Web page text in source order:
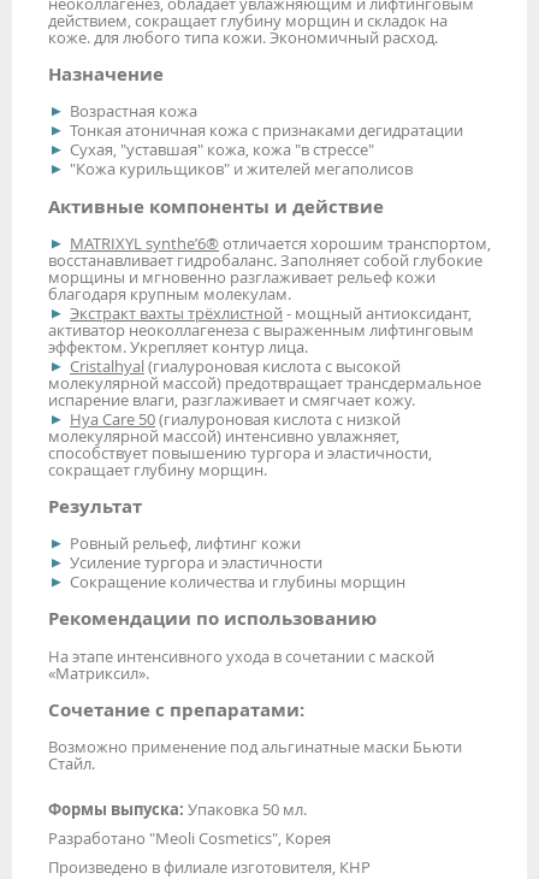
действием, сокращает глубину морщин и складок на
коже. для любого типа кожи. Экономичный расход.
Назначение
Возрастная кожа
Тонкая атоничная кожа с признаками дегидратации
Сухая, "уставшая" кожа, кожа "в стрессе"
"Кожа курильщиков" и жителей мегаполисов
Активные компоненты и действие
MATRIXYL synthe’6® отличается хорошим транспортом,
восстанавливает гидробаланс. Заполняет собой глубокие
морщины и мгновенно разглаживает рельеф кожи
благодаря крупным молекулам.
Экстракт вахты трёхлистной - мощный антиоксидант,
активатор неоколлагенеза с выраженным лифтинговым
эффектом. Укрепляет контур лица.
Cristalhyal (гиалуроновая кислота с высокой
молекулярной массой) предотвращает трансдермальное
испарение влаги, разглаживает и смягчает кожу.
Hya Care 50(гиалуроновая кислота с низкой
молекулярной массой) интенсивно увлажняет,
способствует повышению тургора и эластичности,
сокращает глубину морщин.
Результат
Ровный рельеф, лифтинг кожи
Усиление тургора и эластичности
Сокращение количества и глубины морщин
Рекомендации по использованию
На этапе интенсивного ухода в сочетании с маской
«Матриксил».
Сочетание с препаратами:
Возможно применение под альгинатные маски Бьюти
Стайл.
Формы выпуска: Упаковка 50 мл.
Разработано "Meoli Cosmetics", Корея
Произведено в филиале изготовителя, КНР